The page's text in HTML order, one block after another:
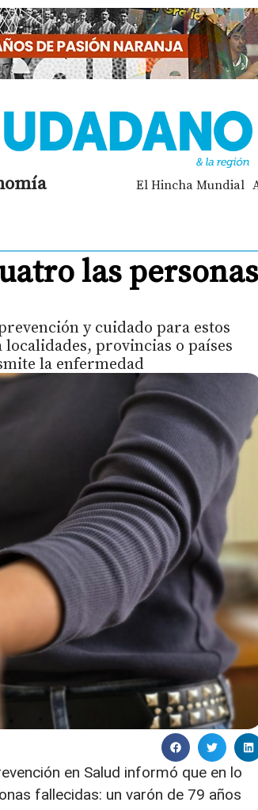
El Hincha Mundial
las personas
y cuidado para estos
provincias o países
la enfermedad
en Salud informó que en lo
fallecidas: un varón de 79 años